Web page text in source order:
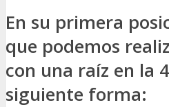
En su primera
que podemos
con una raíz en la
siguiente forma: